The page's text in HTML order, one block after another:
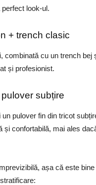
look-ul.
+ trench clasic
combinată cu un trench bej
și profesionist.
subțire
pulover fin din tricot
și confortabilă, mai ales
așa că este